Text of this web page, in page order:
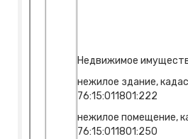
Недвижимое
нежилое здание,
76:15:011801:222
нежилое помещение,
76:15:011801:250